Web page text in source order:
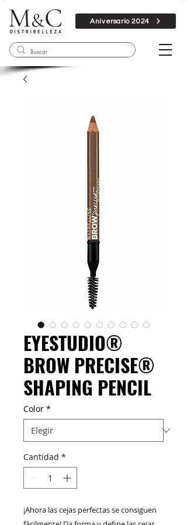
Aniversario 2024
EYESTUDIO®
BROW PRECISE®
SHAPING PENCIL
Color *
Cantidad *
¡Ahora las cejas perfectas se consiguen